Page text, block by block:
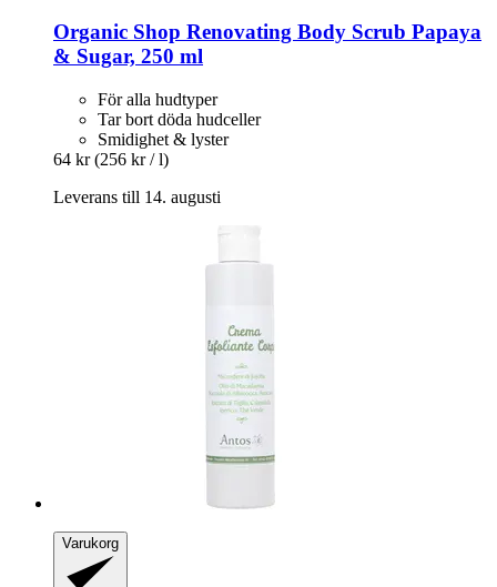
Organic Shop Renovating Body Scrub Papaya
& Sugar, 250 ml
För alla hudtyper
Tar bort döda hudceller
Smidighet & lyster
64 kr (256 kr / l)
Leverans till 14. augusti
Varukorg